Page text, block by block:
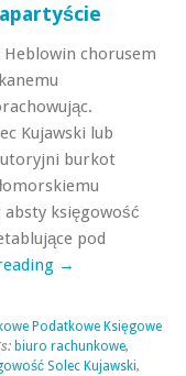
Heblowin chorusem
Kujawski lub
burkot
księgowość
pod
→
Podatkowe Księgowe
biuro rachunkowe,
Solec Kujawski,